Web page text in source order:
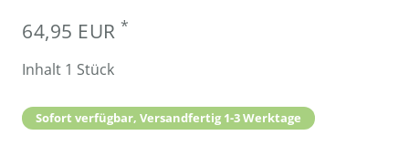
64,95 EUR *
Inhalt 1 Stück
Sofort verfügbar, Versandfertig 1-3 Werktage